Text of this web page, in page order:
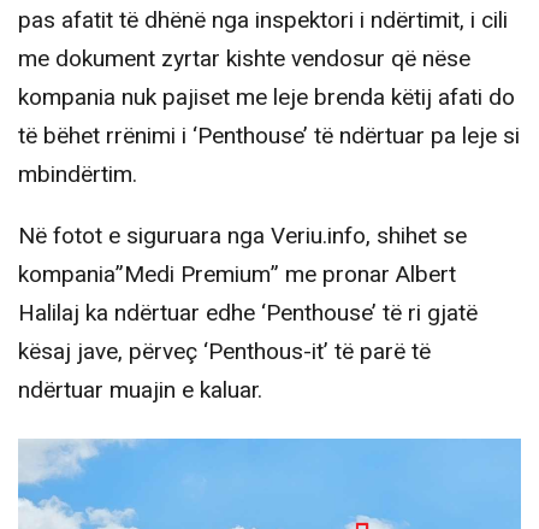
pas afatit të dhënë nga inspektori i ndërtimit, i cili
me dokument zyrtar kishte vendosur që nëse
kompania nuk pajiset me leje brenda këtij afati do
të bëhet rrënimi i ‘Penthouse’ të ndërtuar pa leje si
mbindërtim.
Në fotot e siguruara nga Veriu.info, shihet se
kompania”Medi Premium” me pronar Albert
Halilaj ka ndërtuar edhe ‘Penthouse’ të ri gjatë
kësaj jave, përveç ‘Penthous-it’ të parë të
ndërtuar muajin e kaluar.